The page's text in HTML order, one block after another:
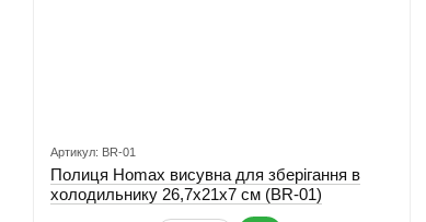
Артикул: BR-01
Полиця Homax висувна для зберігання в
холодильнику 26,7х21х7 см (BR-01)